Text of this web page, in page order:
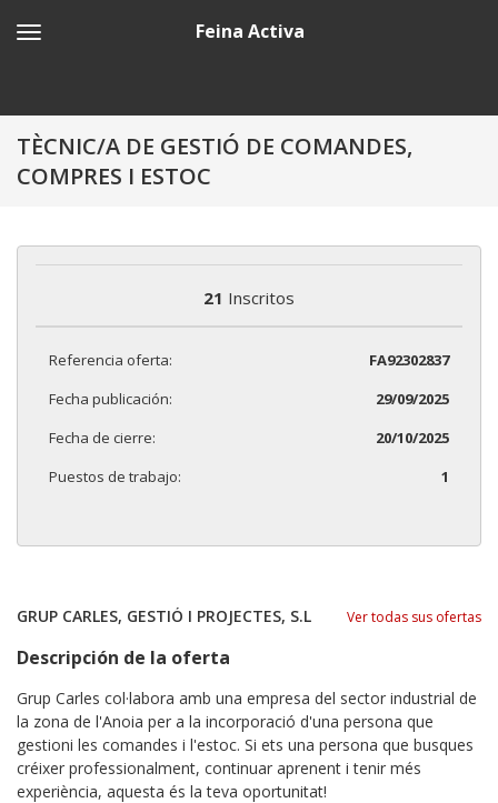
Feina Activa
TÈCNIC/A DE GESTIÓ DE COMANDES,
COMPRES I ESTOC
21 Inscritos
Referencia oferta:
FA92302837
Fecha publicación:
29/09/2025
Fecha de cierre:
20/10/2025
Puestos de trabajo:
1
GRUP CARLES, GESTIÓ I PROJECTES, S.L Ver todas sus ofertas
Descripción de la oferta
Grup Carles col·labora amb una empresa del sector industrial de
la zona de l'Anoia per a la incorporació d'una persona que
gestioni les comandes i l'estoc. Si ets una persona que busques
créixer professionalment, continuar aprenent i tenir més
experiència, aquesta és la teva oportunitat!